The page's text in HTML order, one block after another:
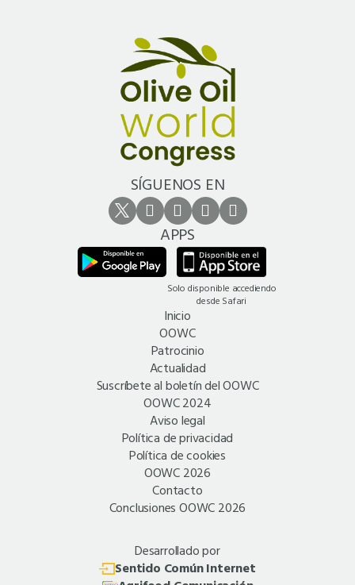
Inicio
OOWC
Patrocinio
Actualidad
Suscríbete al boletín del OOWC
OOWC 2024
Aviso legal
Política de privacidad
Política de cookies
OOWC 2026
Contacto
Conclusiones OOWC 2026
Desarrollado por
Sentido Común Internet
SÍGUENOS EN
APPS
Solo disponible accediendo
desde Safari